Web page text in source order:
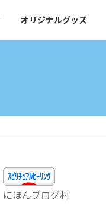
オリジナルグッズ
にほんブログ村